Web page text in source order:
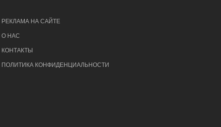
РЕКЛАМА НА САЙТЕ
О НАС
КОНТАКТЫ
ПОЛИТИКА КОНФИДЕНЦИАЛЬНОСТИ